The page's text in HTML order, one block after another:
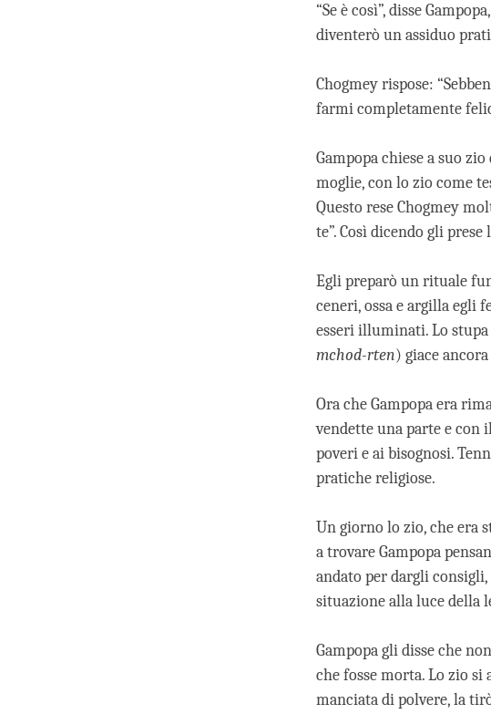
“Se è così”, disse
diventerò un assiduo
Chogmey rispose:
farmi completamente
Gampopa chiese a suo
moglie, con lo zio come
Questo rese Chogmey
te”. Così dicendo gli
Egli preparò un rituale
ceneri, ossa e argilla egli
esseri illuminati. Lo stupa
mchod-rten) giace
Ora che Gampopa era
vendette una parte e con
poveri e ai bisognosi.
pratiche religiose.
Un giorno lo zio, che era
a trovare Gampopa
andato per dargli
situazione alla luce della
Gampopa gli disse che
che fosse morta. Lo zio
manciata di polvere, la